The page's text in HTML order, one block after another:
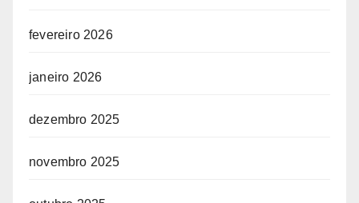
fevereiro 2026
janeiro 2026
dezembro 2025
novembro 2025